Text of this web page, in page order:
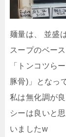
麺量は、 並盛
スープのベー
「トンコツら
豚骨)」となっ
私は無化調が
シーは良いと
いましたw